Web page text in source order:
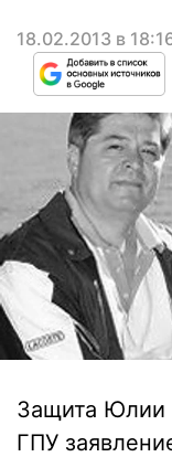
18.02.2013 в
Защита Юлии
ГПУ